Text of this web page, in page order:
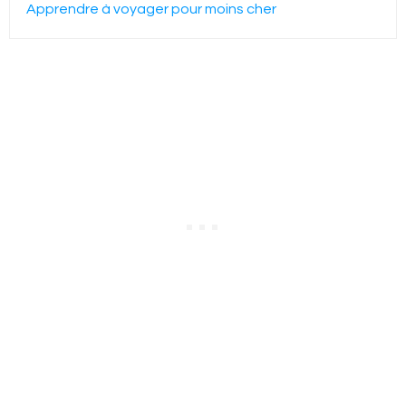
Apprendre à voyager pour moins cher